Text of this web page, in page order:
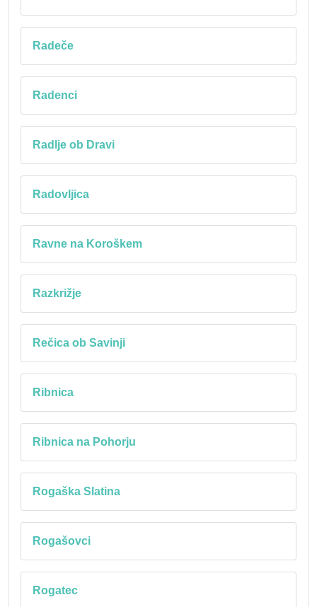
Radeče
Radenci
Radlje ob Dravi
Radovljica
Ravne na Koroškem
Razkrižje
Rečica ob Savinji
Ribnica
Ribnica na Pohorju
Rogaška Slatina
Rogašovci
Rogatec